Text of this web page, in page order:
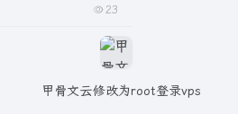
23
甲骨文云修改为root登录vps